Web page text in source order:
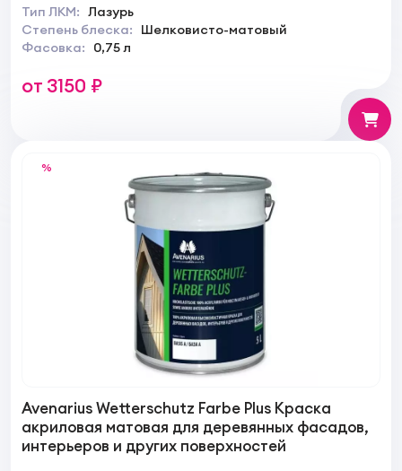
Тип ЛКМ: Лазурь
Степень блеска:
Шелковисто-матовый
Фасовка:
0,75 л
от 3150 ₽
%
Avenarius Wetterschutz Farbe Plus Краска
акриловая матовая для деревянных фасадов,
интерьеров и других поверхностей